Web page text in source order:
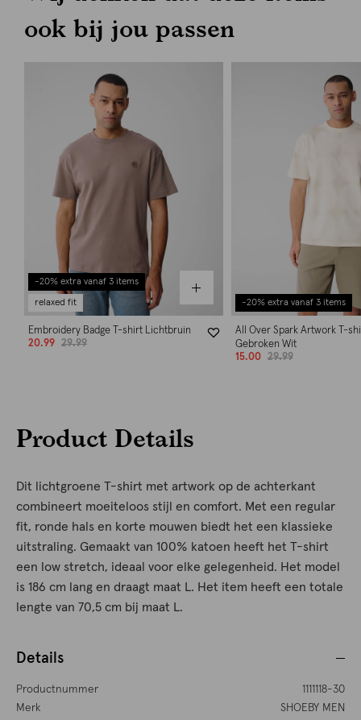
ook bij jou passen
-20% extra vanaf 3 items
relaxed fit
Embroidery Badge T-shirt Lichtbruin
20.99
29.99
-20% extra vanaf 3 items
All Over Spark Artwork T-
Gebroken Wit
15.00
29.99
Product Details
Dit lichtgroene T-shirt met artwork op de achterkant
combineert moeiteloos stijl en comfort. Met een regular
fit, ronde hals en korte mouwen biedt het een klassieke
uitstraling. Gemaakt van 100% katoen heeft het T-shirt
een low stretch, ideaal voor elke gelegenheid. Het model
is 186 cm lang en draagt maat L. Het item heeft een totale
lengte van 70,5 cm bij maat L.
Details
Productnummer
1111118-30
Merk
SHOEBY MEN